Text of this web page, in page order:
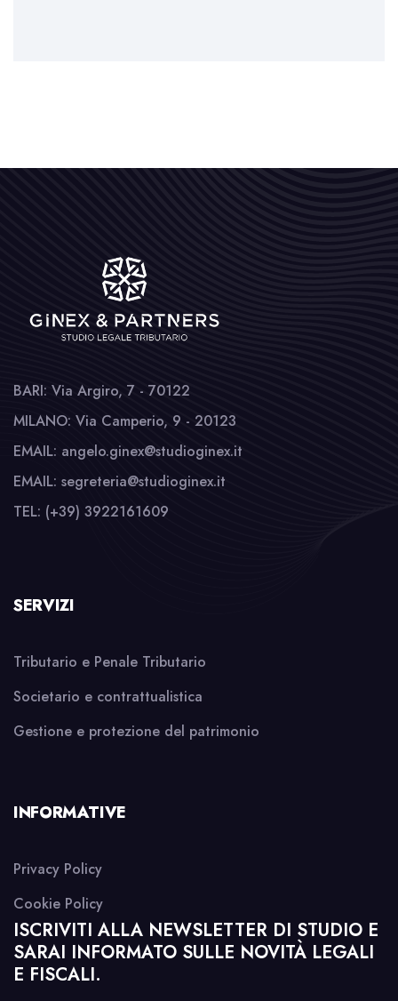
BARI: Via Argiro, 7 - 70122
MILANO: Via Camperio, 9 - 20123
EMAIL: angelo.ginex@studioginex.it
EMAIL: segreteria@studioginex.it
TEL: (+39) 3922161609
SERVIZI
Tributario e Penale Tributario
Societario e contrattualistica
Gestione e protezione del patrimonio
INFORMATIVE
Privacy Policy
Cookie Policy
ISCRIVITI ALLA NEWSLETTER DI STUDIO E
SARAI INFORMATO SULLE NOVITÀ LEGALI
E FISCALI.